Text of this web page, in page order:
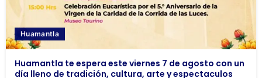
Huamantla
Huamantla te espera este viernes 7 de agosto con un
día lleno de tradición, cultura, arte y espectaculos